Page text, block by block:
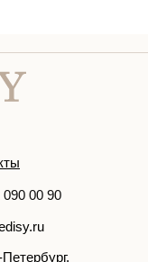
090 00 90